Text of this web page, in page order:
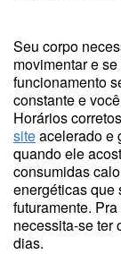
Seu corpo
movimentar e
funcionamento
constante e
Horários
siteacelerado e
quando ele
consumidas
energéticas que
futuramente.
necessita-se ter
dias.